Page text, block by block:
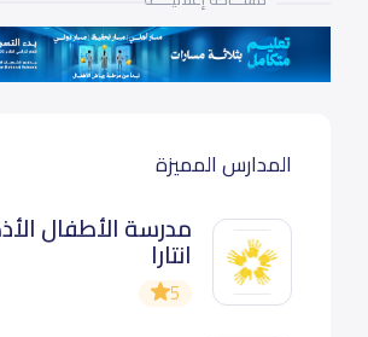
المدارس المميزة
مدرسة الأطفال
انتارا
5